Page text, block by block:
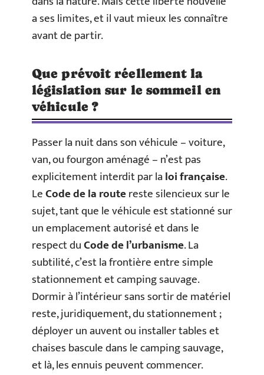
a ses limites, et il vaut mieux les connaître
avant de partir.
Que prévoit réellement la
législation sur le sommeil en
véhicule ?
Passer la nuit dans son véhicule – voiture,
van, ou fourgon aménagé – n’est pas
explicitement interdit par laloi française.
LeCode de la routereste silencieux sur le
sujet, tant que le véhicule est stationné sur
un emplacement autorisé et dans le
respect duCode de l’urbanisme. La
subtilité, c’est la frontière entre simple
stationnement et camping sauvage.
Dormir à l’intérieur sans sortir de matériel
reste, juridiquement, du stationnement ;
déployer un auvent ou installer tables et
chaises bascule dans le camping sauvage,
et là, les ennuis peuvent commencer.